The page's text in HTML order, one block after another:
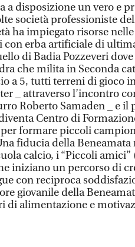
a disposizione un vero e
società professioniste
ha impiegato risorse
erba artificiale di
di Badia Pozzeveri
che milita in Seconda
a 5, tutti terreni di gioco
_ attraverso l’incontro
Roberto Samaden _ e il
Centro di
formare piccoli
fiducia della
calcio, i “Piccoli
iniziano un percorso di
con reciproca
giovanile della
di alimentazione e